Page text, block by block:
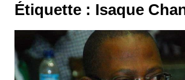
Étiquette : Isaque